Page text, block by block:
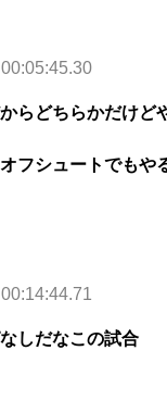
らどちらかだけど
フシュートでもや
しだなこの試合